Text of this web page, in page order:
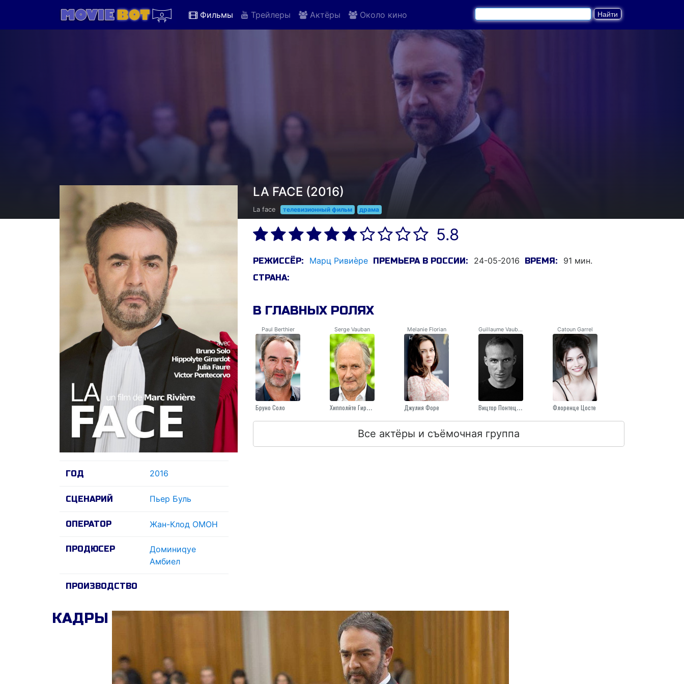
Фильмы Трейлеры Актёры Около кино
ГОД 2016
СЦЕНАРИЙ Пьер Буль
ОПЕРАТОР Жан-Клод ОМОН
ПРОДЮСЕР
Доминиqуе
Амбиел
ПРОИЗВОДСТВО
LA FACE (2016)
La face телевизионный фильм драма
5.8
РЕЖИССЁР: Марц Ривиèре ПРЕМЬЕРА В РОССИИ: 24-05-2016 ВРЕМЯ: 91 мин.
СТРАНА:
В ГЛАВНЫХ РОЛЯХ
Paul Berthier
Бруно Соло
Serge Vauban
Хипполйте Гирардот
Melanie Florian
Джулия Форе
Guillaume Vauban
Вицтор Понтецорво
Catoun Garrel
Флоренце Цосте
Все актёры и съёмочная группа
КАДРЫ